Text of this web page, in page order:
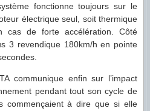
fonctionne toujours sur le
électrique seul, soit thermique
de forte accélération. Côté
3 revendique 180km/h en pointe
communique enfin sur l’impact
pendant tout son cycle de
commençaient à dire que si elle